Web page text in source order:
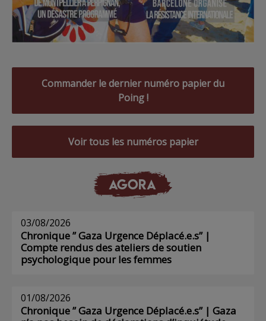
Commander le dernier numéro papier du
Poing !
Voir tous les numéros papier
AGORA
03/08/2026
Chronique ” Gaza Urgence Déplacé.e.s” |
Compte rendus des ateliers de soutien
psychologique pour les femmes
01/08/2026
Chronique ” Gaza Urgence Déplacé.e.s” | Gaza